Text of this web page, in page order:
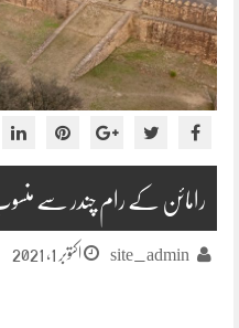
رامائن کے رام چندر سے
site_admin اکتوبر 1, 2021